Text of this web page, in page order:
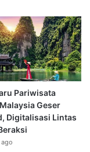
Pariwisata
Geser
Digitalisasi Lintas
ago